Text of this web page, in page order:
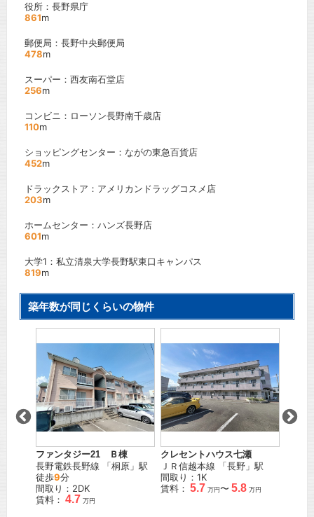
役所：長野県庁
861m
郵便局：長野中央郵便局
478m
スーパー：西友南石堂店
256m
コンビニ：ローソン長野南千歳店
110m
ショッピングセンター：ながの東急百貨店
452m
ドラックストア：アメリカンドラッグコスメ店
203m
ホームセンター：ハンズ長野店
601m
大学1：私立清泉大学長野駅東口キャンパス
819m
築年数が同じくらいの物件
ファンタジー21 Ｂ棟
長野電鉄長野線 「桐原 」駅
徒歩9分
間取り：2DK
賃料： 4.7 万円
クレセントハウス七瀬
ＪＲ信越本線 「長野 」駅
間取り：1K
賃料： 5.7 万円〜 5.8 万円